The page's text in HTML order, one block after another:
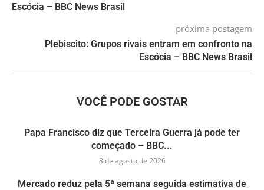
Escócia – BBC News Brasil
próxima postagem
Plebiscito: Grupos rivais entram em confronto na
Escócia – BBC News Brasil
VOCÊ PODE GOSTAR
Papa Francisco diz que Terceira Guerra já pode ter
começado – BBC...
8 de agosto de 2026
Mercado reduz pela 5ª semana seguida estimativa de